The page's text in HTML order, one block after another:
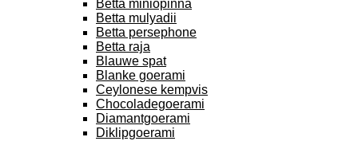
Betta miniopinna
Betta mulyadii
Betta persephone
Betta raja
Blauwe spat
Blanke goerami
Ceylonese kempvis
Chocoladegoerami
Diamantgoerami
Diklipgoerami